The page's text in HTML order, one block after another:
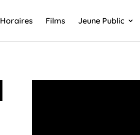
Horaires Films Jeune Public